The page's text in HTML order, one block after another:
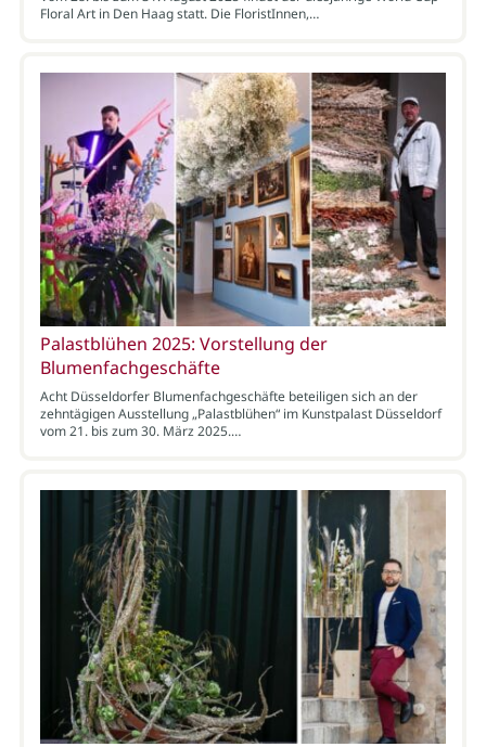
Floral Art in Den Haag statt. Die FloristInnen,…
Palastblühen 2025: Vorstellung der
Blumenfachgeschäfte
Acht Düsseldorfer Blumenfachgeschäfte beteiligen sich an der
zehntägigen Ausstellung „Palastblühen“ im Kunstpalast Düsseldorf
vom 21. bis zum 30. März 2025.…